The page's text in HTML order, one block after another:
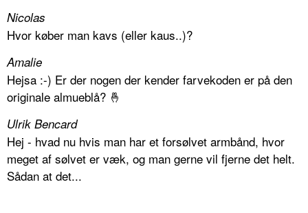
Nicolas
Hvor køber man kavs (eller kaus..)?
Amalie
Hejsa :-) Er der nogen der kender farvekoden er på den
originale almueblå? 🤞
Ulrik Bencard
Hej - hvad nu hvis man har et forsølvet armbånd, hvor
meget af sølvet er væk, og man gerne vil fjerne det helt.
Sådan at det...